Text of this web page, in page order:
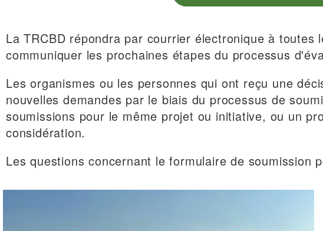
La TRCBD répondra par courrier électronique à
communiquer les prochaines étapes du processus
Les organismes ou les personnes qui ont reçu une
nouvelles demandes par le biais du processus de
soumissions pour le même projet ou initiative, ou un
considération.
Les questions concernant le formulaire de soumission